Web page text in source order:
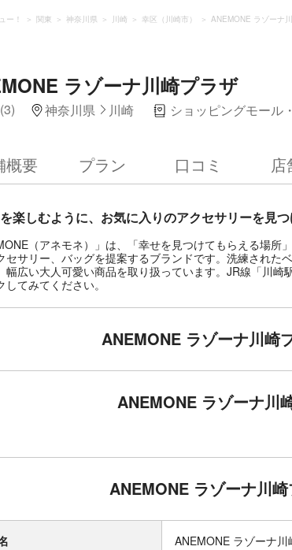
ー！ 関東 神奈川県 川崎 幸区（川崎市） ANEMONE ラゾーナ
ラゾーナ川崎プラザ
神奈川県 川崎 ショッピングモール
概要 プラン 口コミ 店
楽しむように、お気に入りのアクセサリーを見
（アネモネ）」は、「幸せを見つけてもらえる場
セサリー、バッグを提案するブランドです。洗練された
幅広い大人可愛い商品を取り扱っています。JR線「川
してみてください。
ANEMONE ラゾーナ川崎
ANEMONE ラゾーナ川
ANEMONE ラゾーナ川
ANEMONE ラゾーナ川